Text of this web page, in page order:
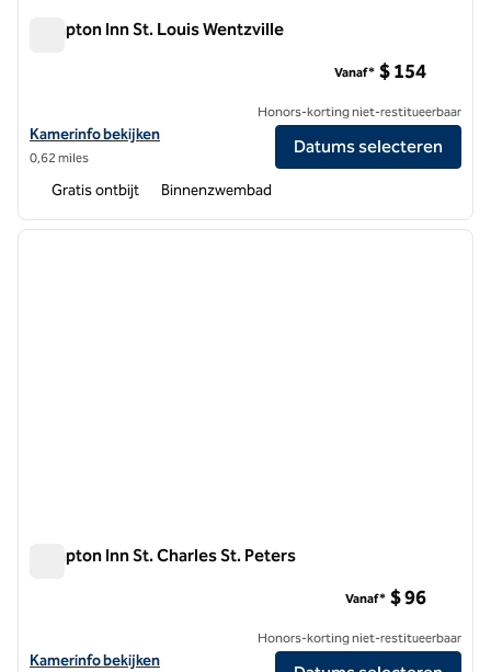
Hampton Inn St. Louis Wentzville
Bekijk hoteldetails voor Hampton Inn St. Louis Wentzville
Kamerinfo bekijken
0,62 miles
Vanaf* $ 154
Honors-korting niet-restitueerbaar
Datums selecteren
Gratis ontbijt Binnenzwembad
1 van 10
Hampton Inn St. Charles St. Peters
Bekijk hoteldetails voor Hampton Inn St. Charles St. Peters
Kamerinfo bekijken
Vanaf* $ 96
Honors-korting niet-restitueerbaar